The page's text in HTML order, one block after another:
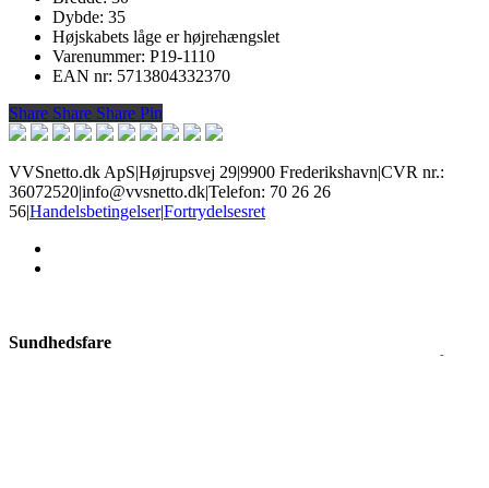
Dybde: 35
Højskabets låge er højrehængslet
Varenummer: P19-1110
EAN nr: 5713804332370
Share
Share Share Share Pin
VVSnetto.dk ApS|Højrupsvej 29|9900 Frederikshavn|CVR nr.:
36072520|info@vvsnetto.dk|Telefon: 70 26 26
56|Handelsbetingelser|Fortrydelsesret
Sundhedsfare
Produkter med dette mærke kan give slem irritation i øjne og på hud,